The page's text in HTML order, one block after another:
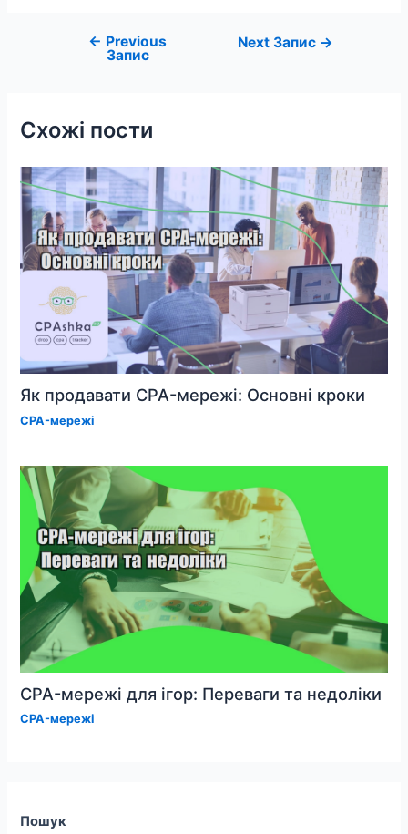
Навігація
← Previous
Запис
Next Запис →
Схожі пости
Як продавати CPA-мережі: Основні кроки
CPA-мережі
CPA-мережі для ігор: Переваги та недоліки
CPA-мережі
Пошук